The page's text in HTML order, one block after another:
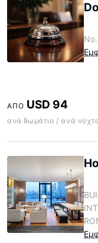
ΑΠΌ USD 94
ανά δωμάτιο / ανά